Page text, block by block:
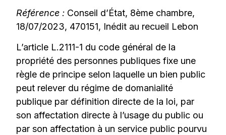
Référence : Conseil d’État, 8ème chambre,
18/07/2023, 470151, Inédit au recueil Lebon
L’article L.2111-1 du code général de la
propriété des personnes publiques fixe une
règle de principe selon laquelle un bien public
peut relever du régime de domanialité
publique par définition directe de la loi, par
son affectation directe à l’usage du public ou
par son affectation à un service public pourvu